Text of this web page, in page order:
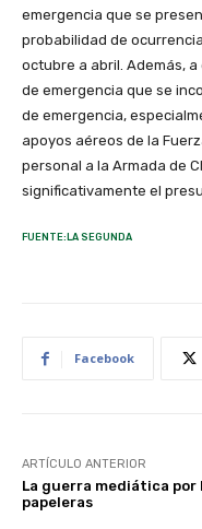
emergencia que se
probabilidad de
octubre a abril. Además,
de emergencia que se
de emergencia,
apoyos aéreos de la
personal a la Armada de
significativamente el
FUENTE:LA SEGUNDA
Facebook
ARTÍCULO ANTERIOR
La guerra mediática por
papeleras